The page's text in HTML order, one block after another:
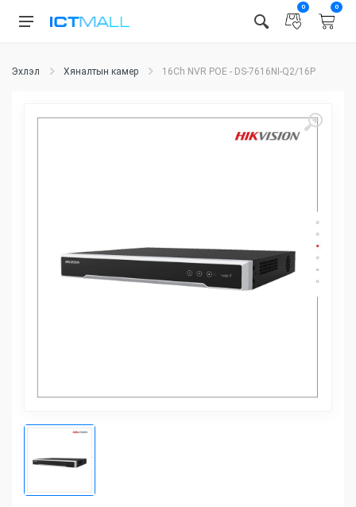
0 0
Эхлэл Хяналтын камер 16Ch NVR POE - DS-7616NI-Q2/16P